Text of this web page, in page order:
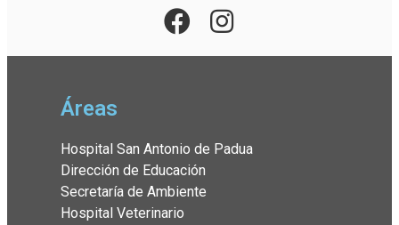
Áreas
Hospital San Antonio de Padua
Dirección de Educación
Secretaría de Ambiente
Hospital Veterinario